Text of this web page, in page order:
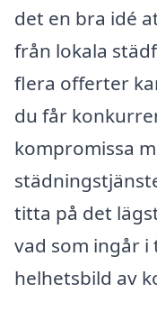
det en bra idé
från lokala
flera offerter
du får
kompromissa
titta på det
vad som ingår
helhetsbild av